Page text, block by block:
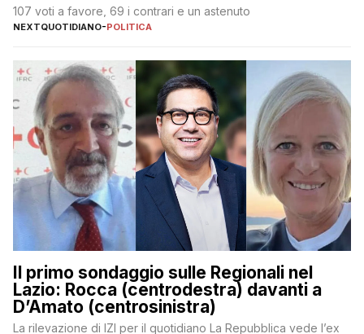
107 voti a favore, 69 i contrari e un astenuto
NEXTQUOTIDIANO-POLITICA
Il primo sondaggio sulle Regionali nel
Lazio: Rocca (centrodestra) davanti a
D’Amato (centrosinistra)
La rilevazione di IZI per il quotidiano La Repubblica vede l’ex